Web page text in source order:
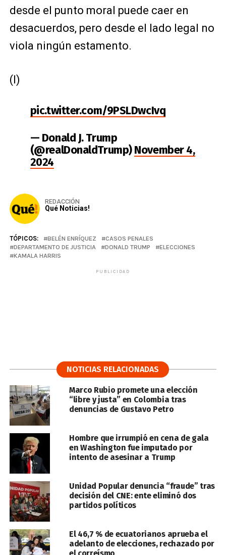
desde el punto moral puede caer en
desacuerdos, pero desde el lado legal no
viola ningún estamento.
(I)
pic.twitter.com/9PSLDwcIvq
— Donald J. Trump
(@realDonaldTrump)November 4,
2024
REDACCIÓN
Qué Noticias!
TÓPICOS: BELÉN ENRÍQUEZ
CASOS PENALES
DEPARTAMENTO DE JUSTICIA
DONALD TRUMP
ELECCIONES
KAMALA HARRIS
PUBLICIDAD
NOTICIAS RELACIONADAS
Marco Rubio promete una elección
“libre y justa” en Colombia tras
denuncias de Gustavo Petro
Hombre que irrumpió en cena de gala
en Washington fue imputado por
intento de asesinar a Trump
Unidad Popular denuncia “fraude” tras
decisión del CNE: ente eliminó dos
partidos políticos
El 46,7 % de ecuatorianos aprueba el
adelanto de elecciones, rechazado por